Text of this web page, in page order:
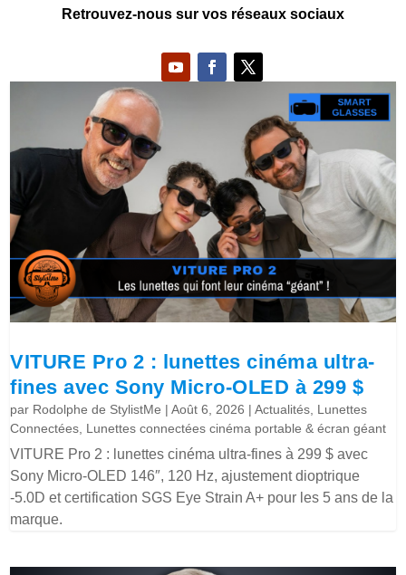
Retrouvez-nous sur vos réseaux sociaux
VITURE Pro 2 : lunettes cinéma ultra-
fines avec Sony Micro-OLED à 299 $
par Rodolphe de StylistMe |Août 6, 2026 |Actualités Lunettes
Connectées Lunettes connectées cinéma portable & écran géant
VITURE Pro 2 : lunettes cinéma ultra-fines à 299 $ avec
Sony Micro-OLED 146″, 120 Hz, ajustement dioptrique
-5.0D et certification SGS Eye Strain A+ pour les 5 ans de la
marque.